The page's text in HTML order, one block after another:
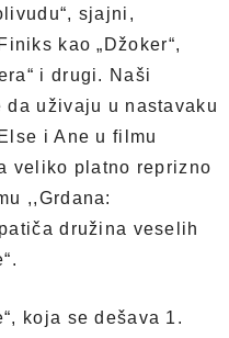
sjajni,
kao „Džoker“,
i drugi. Naši
uživaju u nastavaku
i Ane u filmu
veliko platno reprizno
,,Grdana:
družina veselih
koja se dešava 1.